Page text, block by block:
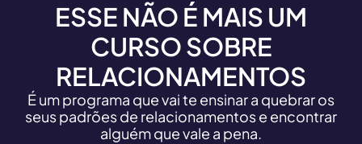
ESSE NÃO É MAIS UM
CURSO SOBRE
RELACIONAMENTOS
É um programa que vai te ensinar a quebrar os
seus padrões de relacionamentos e encontrar
alguém que vale a pena.